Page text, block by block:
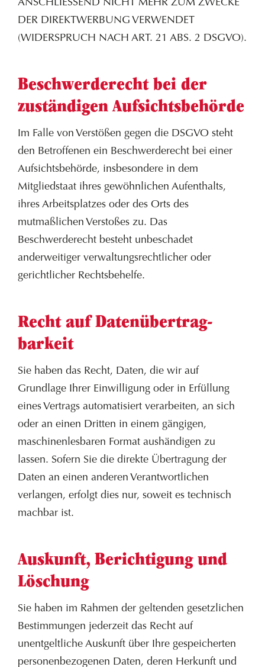
ANSCHLIESSEND NICHT MEHR ZUM ZWECKE
DER DIREKTWERBUNG VERWENDET
(WIDERSPRUCH NACH ART. 21 ABS. 2 DSGVO).
Beschwerde­recht bei der
zuständigen Aufsichts­behörde
Im Falle von Verstößen gegen die DSGVO steht
den Betroffenen ein Beschwerderecht bei einer
Aufsichtsbehörde, insbesondere in dem
Mitgliedstaat ihres gewöhnlichen Aufenthalts,
ihres Arbeitsplatzes oder des Orts des
mutmaßlichen Verstoßes zu. Das
Beschwerderecht besteht unbeschadet
anderweitiger verwaltungsrechtlicher oder
gerichtlicher Rechtsbehelfe.
Recht auf Daten­übertrag­
barkeit
Sie haben das Recht, Daten, die wir auf
Grundlage Ihrer Einwilligung oder in Erfüllung
eines Vertrags automatisiert verarbeiten, an sich
oder an einen Dritten in einem gängigen,
maschinenlesbaren Format aushändigen zu
lassen. Sofern Sie die direkte Übertragung der
Daten an einen anderen Verantwortlichen
verlangen, erfolgt dies nur, soweit es technisch
machbar ist.
Auskunft, Berichtigung und
Löschung
Sie haben im Rahmen der geltenden gesetzlichen
Bestimmungen jederzeit das Recht auf
unentgeltliche Auskunft über Ihre gespeicherten
personenbezogenen Daten, deren Herkunft und